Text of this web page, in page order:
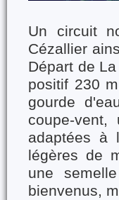
Un circuit
Cézallier
Départ de
positif 230
gourde
coupe-
adaptées à
légères de
une
bienvenus,